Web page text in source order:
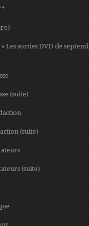
Les sorties DVD de
(suite)
(suite)
(suite)